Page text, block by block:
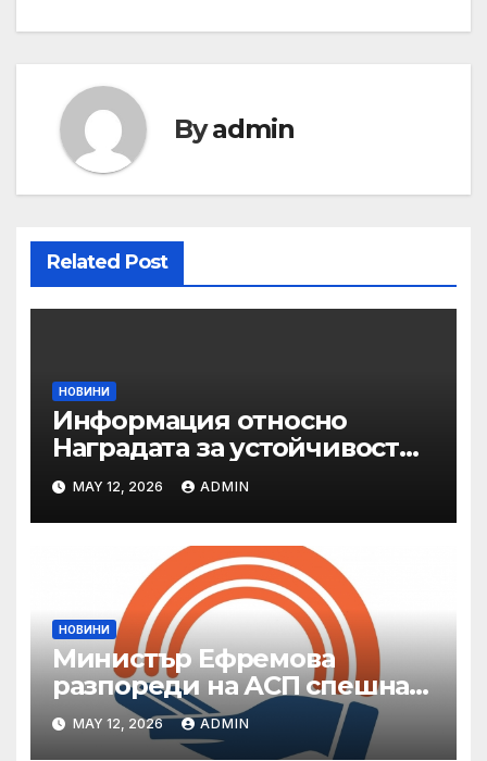
Byadmin
Related Post
НОВИНИ
Информация относно
Наградата за устойчивост
на ОАЕ „Зайед“
MAY 12, 2026 ADMIN
НОВИНИ
Министър Ефремова
разпореди на АСП спешна
готовност за оказване на
подкрепа на пострадали от
MAY 12, 2026 ADMIN